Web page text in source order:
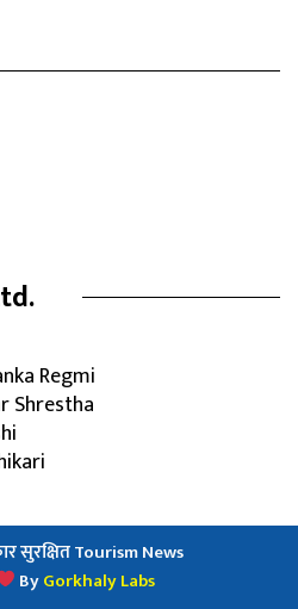
Regmi
Shrestha
सुरक्षित Tourism News
ByGorkhaly Labs